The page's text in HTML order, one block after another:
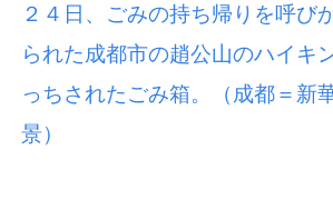
２４日、ごみの持ち帰りを呼び
られた成都市の趙公山のハイキ
っちされたごみ箱。（成都＝新
景）